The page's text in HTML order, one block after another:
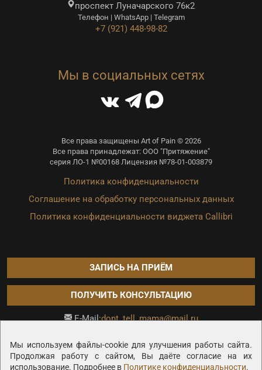
Мы используем файлы-cookie для улучшения работы сайта.
Продолжая работу с сайтом, Вы даёте согласие на их
использование. Подробнее в Политике конфиденциальности.
проспект Луначарского 76к2
Телефон | WhatsApp | Telegram
+7 (921) 448-98-82
Мы в социальных сетях
Все права защищены Art of Pain © 2026
Все права принадлежат: ООО "Притяжение"
серия ЛО-1 №00168 Лицензия №78-01-003879
Политика конфиденциальности
Соглашение на обработку персональных данных
Политика конфиденциальности виджета Callibri
ЗАПИСЬ НА ПРИЁМ
ПОЛУЧИТЬ КОНСУЛЬТАЦИЮ
E-Mail:dont_tell_mama@mail.ru